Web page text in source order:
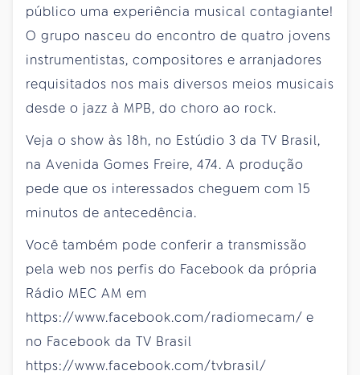
público uma experiência musical contagiante!
O grupo nasceu do encontro de quatro jovens
instrumentistas, compositores e arranjadores
requisitados nos mais diversos meios musicais
desde o jazz à MPB, do choro ao rock.
Veja o show às 18h, no Estúdio 3 da TV Brasil,
na Avenida Gomes Freire, 474. A produção
pede que os interessados cheguem com 15
minutos de antecedência.
Você também pode conferir a transmissão
pela web nos perfis do Facebook da própria
Rádio MEC AM em
https://www.facebook.com/radiomecam/ e
no Facebook da TV Brasil
https://www.facebook.com/tvbrasil/